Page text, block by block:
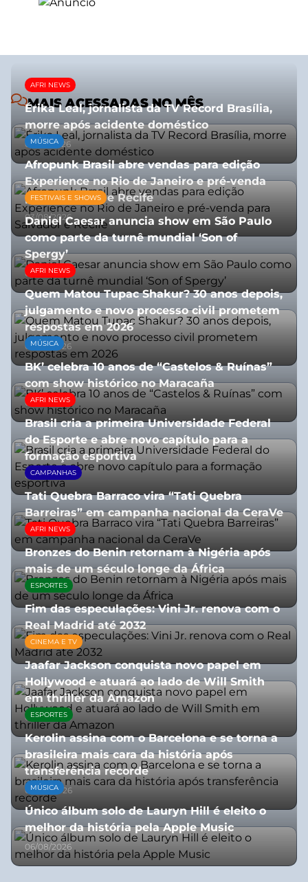
MAIS ACESSADAS NO MÊS
AFRI NEWS
Érika Leal, jornalista da TV Record Brasília,
morre após acidente doméstico
08/07/2026
MÚSICA
Afropunk Brasil abre vendas para edição
Experience no Rio de Janeiro e pré-venda
para Salvador e Recife
03/08/2026
FESTIVAIS E SHOWS
Daniel Caesar anuncia show em São Paulo
como parte da turnê mundial ‘Son of
Spergy’
05/08/2026
AFRI NEWS
Quem Matou Tupac Shakur? 30 anos depois,
julgamento e novo processo civil prometem
respostas em 2026
05/08/2026
MÚSICA
BK’ celebra 10 anos de “Castelos & Ruínas”
com show histórico no Maracaña
06/08/2026
AFRI NEWS
Brasil cria a primeira Universidade Federal
do Esporte e abre novo capítulo para a
formação esportiva
08/07/2026
CAMPANHAS
Tati Quebra Barraco vira “Tati Quebra
Barreiras” em campanha nacional da CeraVe
08/07/2026
AFRI NEWS
Bronzes do Benin retornam à Nigéria após
mais de um século longe da África
08/07/2026
ESPORTES
Fim das especulações: Vini Jr. renova com o
Real Madrid até 2032
06/08/2026
CINEMA E TV
Jaafar Jackson conquista novo papel em
Hollywood e atuará ao lado de Will Smith
em thriller da Amazon
06/08/2026
ESPORTES
Kerolin assina com o Barcelona e se torna a
brasileira mais cara da história após
transferência recorde
04/08/2026
MÚSICA
Único álbum solo de Lauryn Hill é eleito o
melhor da história pela Apple Music
06/08/2026